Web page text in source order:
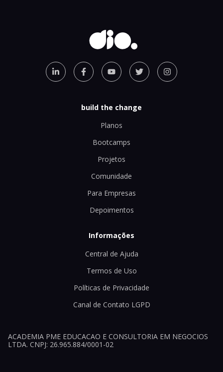
build the change
Planos
Bootcamps
Projetos
Comunidade
Para Empresas
Depoimentos
Informações
Central de Ajuda
Termos de Uso
Políticas de Privacidade
Canal de Contato LGPD
ACADEMIA PME EDUCACAO E CONSULTORIA EM NEGOCIOS
LTDA. CNPJ: 26.965.884/0001-02